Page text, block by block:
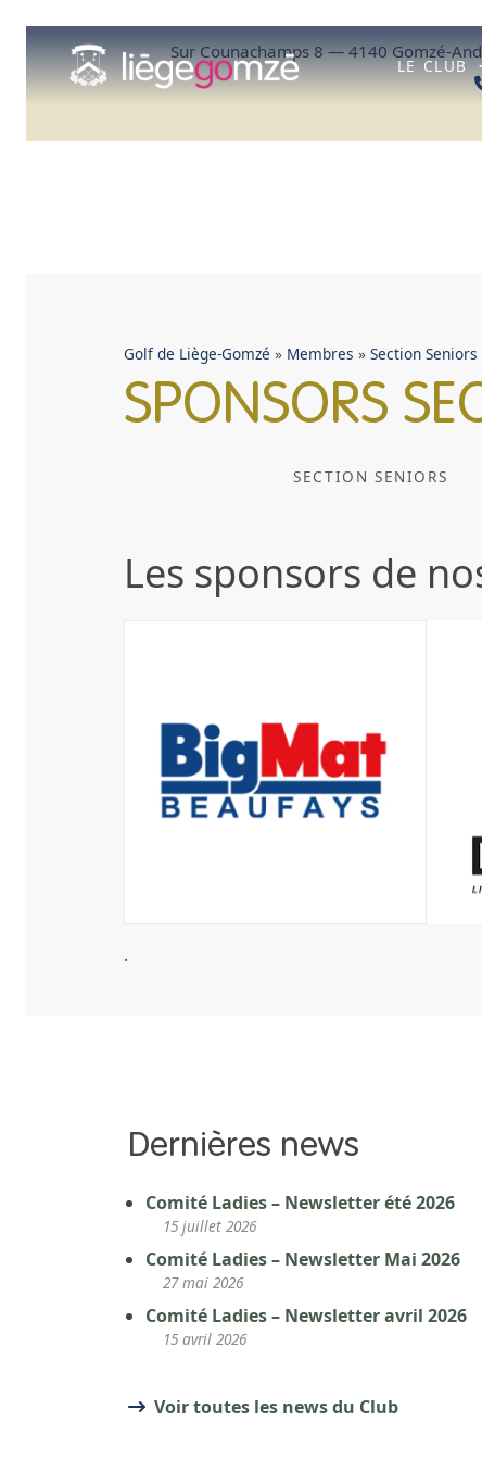
contenu
LE CLUB
Sur Counachamps 8 — 4140 Gomzé-
Golf de Liège-Gomzé » Membres » Section Seniors
SPONSORS
SECTION SENIORS
Les sponsors de
.
Dernières news
Comité Ladies – Newsletter été 2026
15 juillet 2026
Comité Ladies – Newsletter Mai 2026
27 mai 2026
Comité Ladies – Newsletter avril 2026
15 avril 2026
Voir toutes les news du Club